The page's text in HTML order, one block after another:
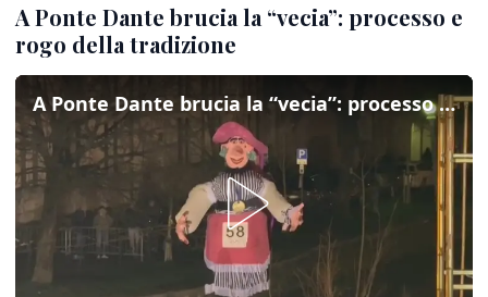
A Ponte Dante brucia la “vecia”: processo e
rogo della tradizione
A Ponte Dante brucia la “vecia”: processo e rogo della tradizione